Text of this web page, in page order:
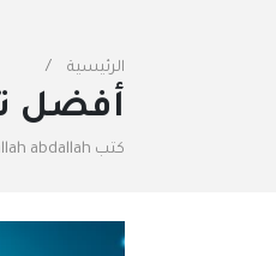
الرئيسية
أفضل
كتب abdallah